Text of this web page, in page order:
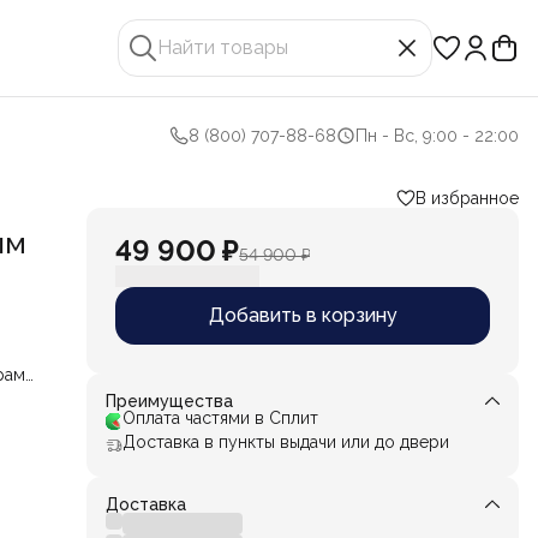
8 (800) 707-88-68 Пн - Вс, 9:00 - 22:00
В избранное
49 900 ₽54 900 ₽
Добавить в корзину
Преимущества
Оплата частями в Сплит
Доставка в пункты выдачи или до двери
Доставка